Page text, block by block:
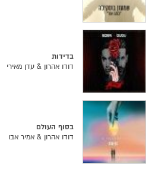
בדידות
דודו אהרון & עדן מאירי
בסוף העולם
דודו אהרון & אמיר אבו